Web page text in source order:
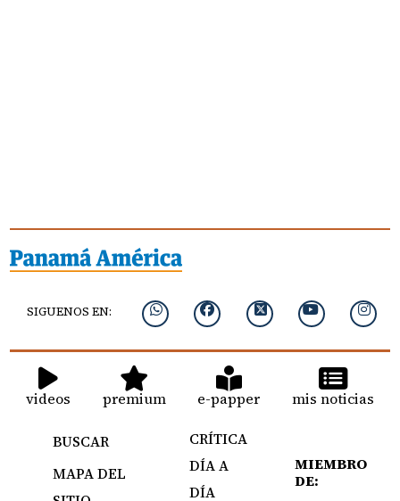
SIGUENOS EN:
videos premium e-papper mis noticias
BUSCAR
MAPA DEL
CRÍTICA
DÍA A
DÍA
MIEMBRO
DE: